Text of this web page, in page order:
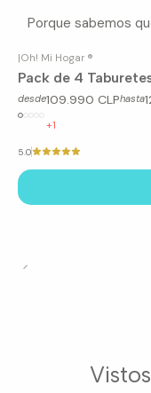
Porque sabemos
|Oh! Mi Hogar ®
Pack de 4
desde109.990 CLPhasta
+1
5.0